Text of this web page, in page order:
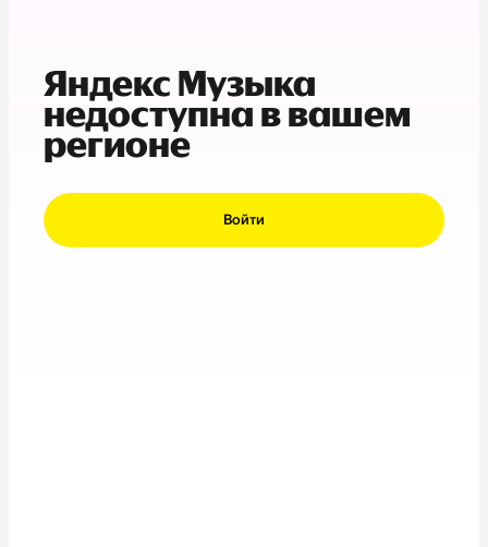
Яндекс Музыка
недоступна в вашем
регионе
Войти